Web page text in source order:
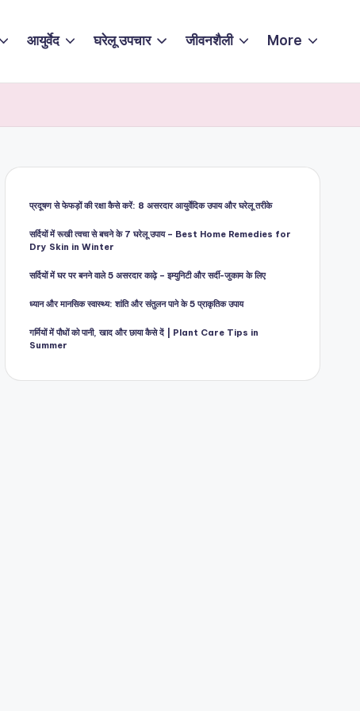
आयुर्वेद घरेलू उपचार जीवनशैली More
प्रदूषण से फेफड़ों की रक्षा कैसे करें: 8 असरदार आयुर्वेदिक उपाय और घरेलू तरीके
सर्दियों में रूखी त्वचा से बचने के 7 घरेलू उपाय – Best Home Remedies for
Dry Skin in Winter
सर्दियों में घर पर बनने वाले 5 असरदार काढ़े – इम्युनिटी और सर्दी-जुकाम के लिए
ध्यान और मानसिक स्वास्थ्य: शांति और संतुलन पाने के 5 प्राकृतिक उपाय
गर्मियों में पौधों को पानी, खाद और छाया कैसे दें | Plant Care Tips in
Summer